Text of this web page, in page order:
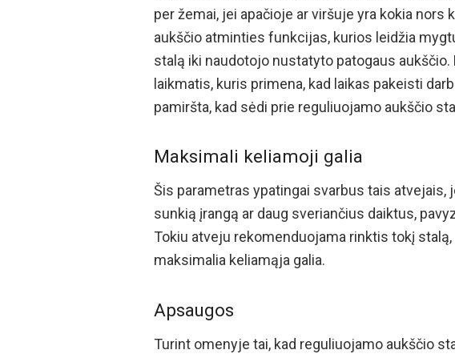
per žemai, jei apačioje ar viršuje yra kokia nors
aukščio atminties funkcijas, kurios leidžia
stalą iki naudotojo nustatyto patogaus aukščio.
laikmatis, kuris primena, kad laikas pakeisti
pamiršta, kad sėdi prie reguliuojamo aukščio
Maksimali keliamoji galia
Šis parametras ypatingai svarbus tais atvejais,
sunkią įrangą ar daug sveriančius daiktus,
Tokiu atveju rekomenduojama rinktis tokį
maksimalia keliamąja galia.
Apsaugos
Turint omenyje tai, kad reguliuojamo aukščio